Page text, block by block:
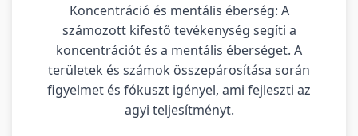
Koncentráció és mentális éberség: A
számozott kifestő tevékenység segíti a
koncentrációt és a mentális éberséget. A
területek és számok összepárosítása során
figyelmet és fókuszt igényel, ami fejleszti az
agyi teljesítményt.